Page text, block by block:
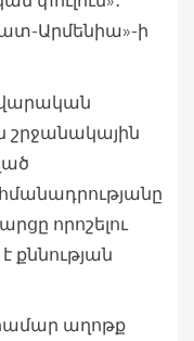
Արմենիա»-ի
շրջանակային
որոշելու
քննության
աղոթք